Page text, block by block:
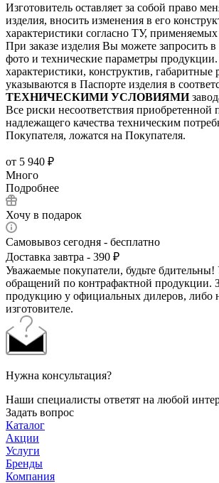
Изготовитель оставляет за собой право
изделия, вносить изменения в его
характеристики согласно ТУ,
При заказе изделия Вы можете запросить
фото и технические параметры
характеристики, конструктив, габаритные
указываются в Паспорте изделия в
ТЕХНИЧЕСКИМИ УСЛОВИЯМИ
Все риски несоответствия приобретенной
надлежащего качества техническим
Покупателя, ложатся на Покупателя.
от 5 940 ₽
Много
Подробнее
Хочу в подарок
Самовывоз сегодня - бесплатно
Доставка завтра - 390 ₽
Уважаемые покупатели, будьте бдительны!
обращений по контрафактной продукции.
продукцию у официальных дилеров, либо
изготовителе.
Нужна консультация?
Наши специалисты ответят на любой
Задать вопрос
Каталог
Акции
Услуги
Бренды
Компания